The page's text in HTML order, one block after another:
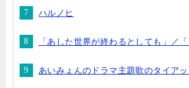
ハルノヒ
「あした世界が終わるとしても」／
あいみょんのドラマ主題歌のタイアッ